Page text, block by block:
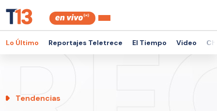
Lo Último Reportajes Teletrece El Tiempo Video
Tendencias